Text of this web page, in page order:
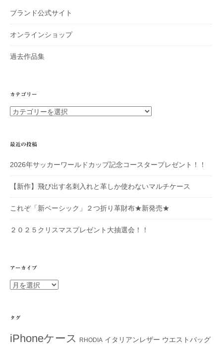
ブランド公式サイト
オンラインショップ
過去作品集
カテゴリー
カ
リ
最近の投稿
2026年サッカーワールドカップ記念コースタープレゼント！！
【新作】飛び出す名刺入れと革しか使わないマルチケース
これぞ「新ベーシック」２つ折り革財布★新発売★
２０２５クリスマスプレゼント大抽選会！！
アーカイブ
ア
イ
タグ
iPhoneケース RHODIA イタリアンレザー ウエストバッグ